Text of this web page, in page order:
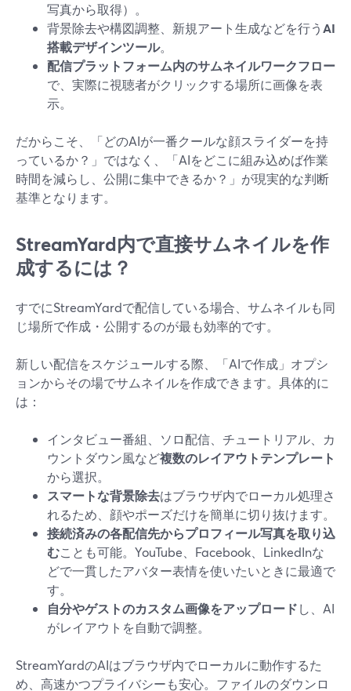
写真から取得）。
背景除去や構図調整、新規アート生成などを行うAI
搭載デザインツール。
配信プラットフォーム内のサムネイルワークフロー
で、実際に視聴者がクリックする場所に画像を表
示。
だからこそ、「どのAIが一番クールな顔スライダーを持
っているか？」ではなく、「AIをどこに組み込めば作業
時間を減らし、公開に集中できるか？」が現実的な判断
基準となります。
StreamYard内で直接サムネイルを作
成するには？
すでにStreamYardで配信している場合、サムネイルも同
じ場所で作成・公開するのが最も効率的です。
新しい配信をスケジュールする際、「AIで作成」オプシ
ョンからその場でサムネイルを作成できます。具体的に
は：
インタビュー番組、ソロ配信、チュートリアル、カ
ウントダウン風など複数のレイアウトテンプレート
から選択。
スマートな背景除去はブラウザ内でローカル処理さ
れるため、顔やポーズだけを簡単に切り抜けます。
接続済みの各配信先からプロフィール写真を取り込
むことも可能。YouTube、Facebook、LinkedInな
どで一貫したアバター表情を使いたいときに最適で
す。
自分やゲストのカスタム画像をアップロードし、AI
がレイアウトを自動で調整。
StreamYardのAIはブラウザ内でローカルに動作するた
め、高速かつプライバシーも安心。ファイルのダウンロ